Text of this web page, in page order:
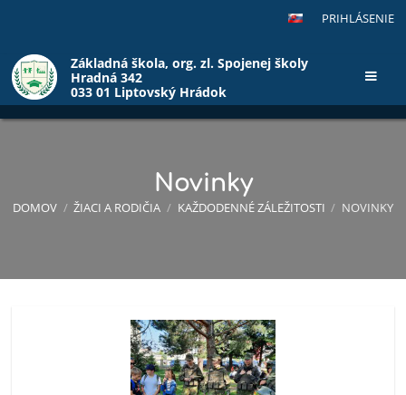
PRIHLÁSENIE
Základná škola, org. zl. Spojenej školy
Hradná 342
033 01 Liptovský Hrádok
Novinky
DOMOV / ŽIACI A RODIČIA / KAŽDODENNÉ ZÁLEŽITOSTI / NOVINKY